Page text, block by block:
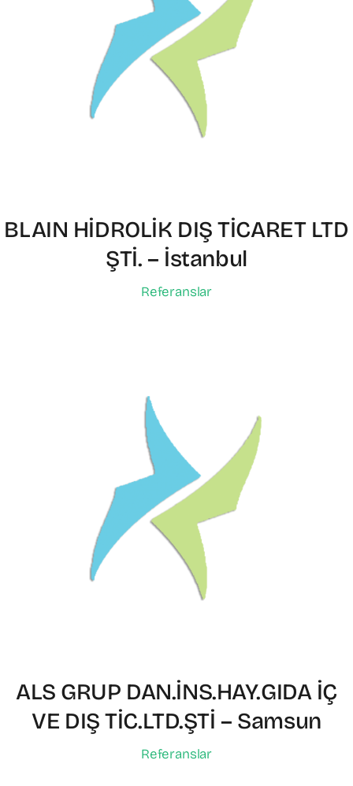
BLAIN HİDROLİK DIŞ TİCARET LTD
ŞTİ. – İstanbul
Referanslar
ALS GRUP DAN.İNS.HAY.GIDA İÇ
VE DIŞ TİC.LTD.ŞTİ – Samsun
Referanslar